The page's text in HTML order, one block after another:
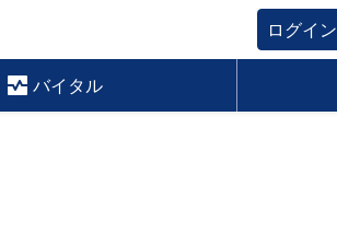
ログイン
バイタル